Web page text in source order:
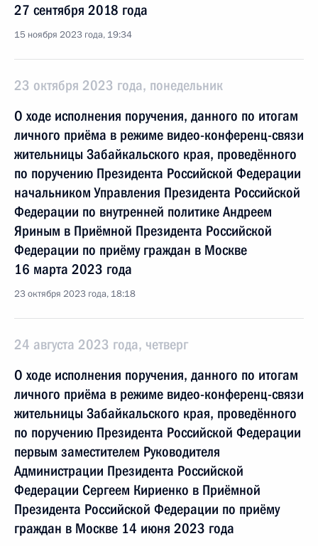
27 сентября 2018 года
15 ноября 2023 года, 19:34
23 октября 2023 года, понедельник
О ходе исполнения поручения, данного по итогам
личного приёма в режиме видео-конференц-связи
жительницы Забайкальского края, проведённого
по поручению Президента Российской Федерации
начальником Управления Президента Российской
Федерации по внутренней политике Андреем
Яриным в Приёмной Президента Российской
Федерации по приёму граждан в Москве
16 марта 2023 года
23 октября 2023 года, 18:18
24 августа 2023 года, четверг
О ходе исполнения поручения, данного по итогам
личного приёма в режиме видео-конференц-связи
жительницы Забайкальского края, проведённого
по поручению Президента Российской Федерации
первым заместителем Руководителя
Администрации Президента Российской
Федерации Сергеем Кириенко в Приёмной
Президента Российской Федерации по приёму
граждан в Москве 14 июня 2023 года